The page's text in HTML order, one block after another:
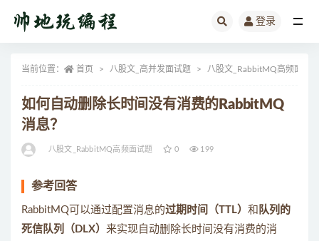
登录
当前位置： 首页 八股文_高并发面试题 八股文_RabbitMQ高频面试题
如何自动删除长时间没有消费的RabbitMQ
消息？
八股文_RabbitMQ高频面试题 0 199
参考回答
RabbitMQ可以通过配置消息的过期时间（TTL） 和 队列的
死信队列（DLX） 来实现自动删除长时间没有消费的消